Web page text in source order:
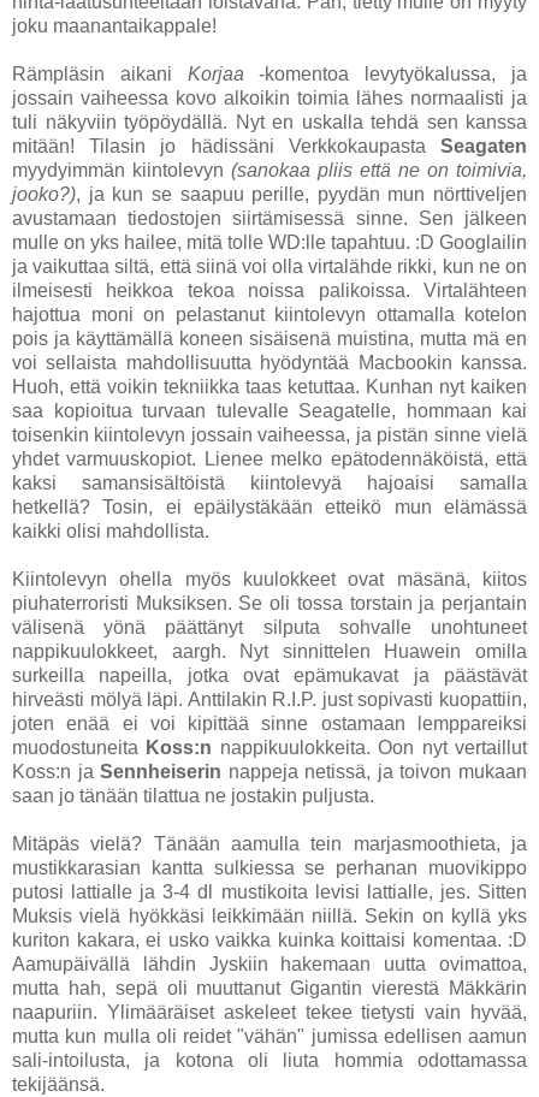
joku maanantaikappale!
Rämpläsin aikani Korjaa -komentoa levytyökalussa, ja
jossain vaiheessa kovo alkoikin toimia lähes normaalisti ja
tuli näkyviin työpöydällä. Nyt en uskalla tehdä sen kanssa
mitään! Tilasin jo hädissäni Verkkokaupasta Seagaten
myydyimmän kiintolevyn (sanokaa pliis että ne on toimivia,
jooko?), ja kun se saapuu perille, pyydän mun nörttiveljen
avustamaan tiedostojen siirtämisessä sinne. Sen jälkeen
mulle on yks hailee, mitä tolle WD:lle tapahtuu. :D Googlailin
ja vaikuttaa siltä, että siinä voi olla virtalähde rikki, kun ne on
ilmeisesti heikkoa tekoa noissa palikoissa. Virtalähteen
hajottua moni on pelastanut kiintolevyn ottamalla kotelon
pois ja käyttämällä koneen sisäisenä muistina, mutta mä en
voi sellaista mahdollisuutta hyödyntää Macbookin kanssa.
Huoh, että voikin tekniikka taas ketuttaa. Kunhan nyt kaiken
saa kopioitua turvaan tulevalle Seagatelle, hommaan kai
toisenkin kiintolevyn jossain vaiheessa, ja pistän sinne vielä
yhdet varmuuskopiot. Lienee melko epätodennäköistä, että
kaksi samansisältöistä kiintolevyä hajoaisi samalla
hetkellä? Tosin, ei epäilystäkään etteikö mun elämässä
kaikki olisi mahdollista.
Kiintolevyn ohella myös kuulokkeet ovat mäsänä, kiitos
piuhaterroristi Muksiksen. Se oli tossa torstain ja perjantain
välisenä yönä päättänyt silputa sohvalle unohtuneet
nappikuulokkeet, aargh. Nyt sinnittelen Huawein omilla
surkeilla napeilla, jotka ovat epämukavat ja päästävät
hirveästi mölyä läpi. Anttilakin R.I.P. just sopivasti kuopattiin,
joten enää ei voi kipittää sinne ostamaan lemppareiksi
muodostuneita Koss:n nappikuulokkeita. Oon nyt vertaillut
Koss:n jaSennheiserin nappeja netissä, ja toivon mukaan
saan jo tänään tilattua ne jostakin puljusta.
Mitäpäs vielä? Tänään aamulla tein marjasmoothieta, ja
mustikkarasian kantta sulkiessa se perhanan muovikippo
putosi lattialle ja 3-4 dl mustikoita levisi lattialle, jes. Sitten
Muksis vielä hyökkäsi leikkimään niillä. Sekin on kyllä yks
kuriton kakara, ei usko vaikka kuinka koittaisi komentaa. :D
Aamupäivällä lähdin Jyskiin hakemaan uutta ovimattoa,
mutta hah, sepä oli muuttanut Gigantin vierestä Mäkkärin
naapuriin. Ylimääräiset askeleet tekee tietysti vain hyvää,
mutta kun mulla oli reidet "vähän" jumissa edellisen aamun
sali-intoilusta, ja kotona oli liuta hommia odottamassa
tekijäänsä.